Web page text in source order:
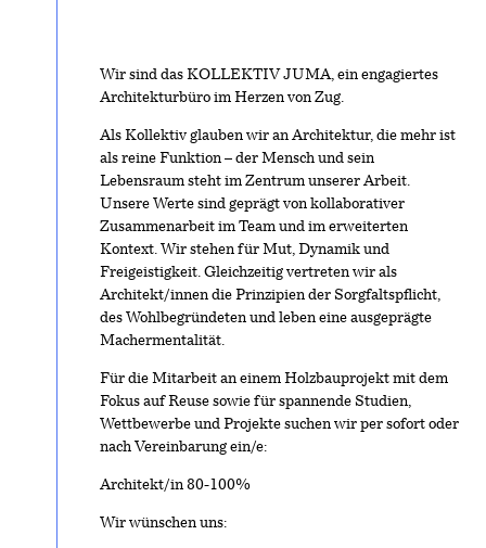
Wir sind das KOLLEKTIV JUMA, ein engagiertes
Architekturbüro im Herzen von Zug.
Als Kollektiv glauben wir an Architektur, die mehr ist
als reine Funktion – der Mensch und sein
Lebensraum steht im Zentrum unserer Arbeit.
Unsere Werte sind geprägt von kollaborativer
Zusammenarbeit im Team und im erweiterten
Kontext. Wir stehen für Mut, Dynamik und
Freigeistigkeit. Gleichzeitig vertreten wir als
Architekt/innen die Prinzipien der Sorgfaltspflicht,
des Wohlbegründeten und leben eine ausgeprägte
Machermentalität.
Für die Mitarbeit an einem Holzbauprojekt mit dem
Fokus auf Reuse sowie für spannende Studien,
Wettbewerbe und Projekte suchen wir per sofort oder
nach Vereinbarung ein/e:
Architekt/in 80-100%
Wir wünschen uns: